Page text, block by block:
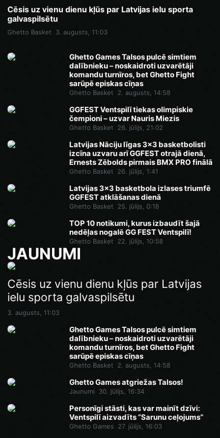
Cēsis uz vienu dienu kļūs par Latvijas ielu sporta
galvaspilsētu
Ghetto Basket 3. augusts, 11:03
Ghetto Games Talsos pulcē simtiem
dalībnieku – noskaidroti uzvarētāji
komandu turnīros, bet Ghetto Fight
sarūpē episkas cīņas
Ghetto Basket 2. augusts, 14:58
GGFEST Ventspilī tiekas olimpiskie
čempioni – uzvar Nauris Miezis
Ghetto Basket 26. jūlijs, 21:02
Latvijas Nāciju līgas 3x3 basketbolisti
izcīna uzvaru arī GGFEST otrajā dienā,
Ernests Zēbolds pirmais BMX PRO finālā
Ghetto Basket 26. jūlijs, 1:41
Latvijas 3x3 basketbola izlases triumfē
GGFEST atklāšanas dienā
Ghetto Basket 25. jūlijs, 0:18
TOP 10 notikumi, kurus izbaudīt šajā
nedēļas nogalē GG FEST Ventspilī!
Ghetto Basket 22. jūlijs, 10:58
JAUNUMI
Cēsis uz vienu dienu kļūs par Latvijas
ielu sporta galvaspilsētu
3. augusts, 11:03
Ghetto Games Talsos pulcē simtiem
dalībnieku – noskaidroti uzvarētāji
komandu turnīros, bet Ghetto Fight
sarūpē episkas cīņas
Ghetto Basket 2. augusts, 14:58
Ghetto Games atgriežas Talsos!
Jaunumi 30. jūlijs, 16:34
Personīgi stāsti, kas var mainīt dzīvi:
Ventspilī aizvadīts “Sarunu ceļojums”
Ghetto Games 27. jūlijs, 16:03